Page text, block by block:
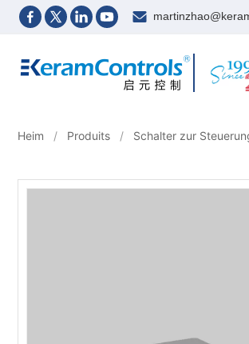
Heim / Produits / Schalter zur